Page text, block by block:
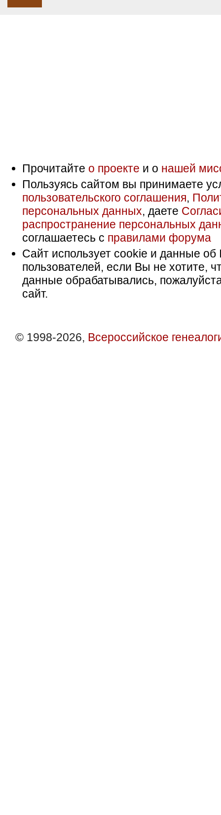
Прочитайте о проекте и о нашей
Пользуясь сайтом вы принимаете
пользовательского соглашения,
персональных данных, даете
распространение персональных
соглашаетесь с правилами форума
Сайт использует cookie и данные об
пользователей, если Вы не хотите,
данные обрабатывались,
сайт.
© 1998-2026, Всероссийское